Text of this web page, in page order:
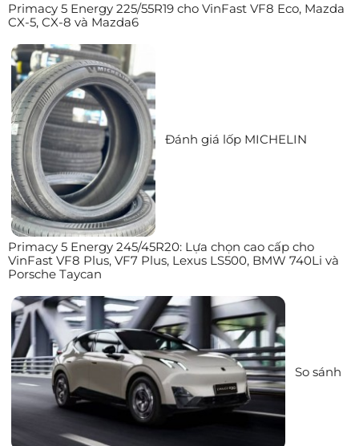
Primacy 5 Energy 225/55R19 cho VinFast VF8 Eco, Mazda
CX-5, CX-8 và Mazda6
Đánh giá lốp MICHELIN
Primacy 5 Energy 245/45R20: Lựa chọn cao cấp cho
VinFast VF8 Plus, VF7 Plus, Lexus LS500, BMW 740Li và
Porsche Taycan
So sánh